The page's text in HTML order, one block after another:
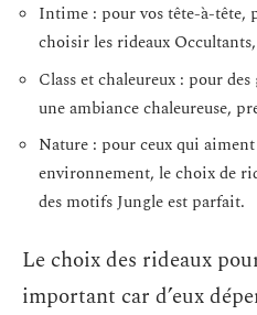
Intime : pour vos tête-à-tête,
choisir les rideaux Occultants,
Class et chaleureux : pour
une ambiance chaleureuse,
Nature : pour ceux qui
environnement, le choix de
des motifs Jungle est parfait.
Le choix des rideaux
important car d’eux